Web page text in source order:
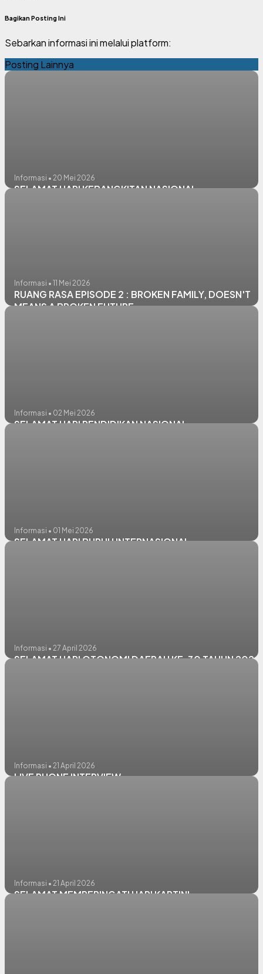
Bagikan Posting Ini
Sebarkan informasi ini melalui platform:
Posting Lainnya
Informasi • 20 Mei 2026
SELAMAT HARI KEBANGKITAN NASIONAL
Informasi • 11 Mei 2026
RUANG RASA EPISODE 2 : BROKEN FAMILY, DOESN'T
MEANS A BROKEN FUTURE
Informasi • 02 Mei 2026
SELAMAT HARI PENDIDIKAN NASIONAL
Informasi • 01 Mei 2026
SELAMAT HARI BURUH INTERNASIONAL
Informasi • 27 April 2026
SELAMAT HARI OTONOMI DAERAH KE-30 TAHUN 2026
Informasi • 21 April 2026
LIVE PHONE INTERVIEW
Informasi • 21 April 2026
SELAMAT MEMPERINGATI HARI KARTINI